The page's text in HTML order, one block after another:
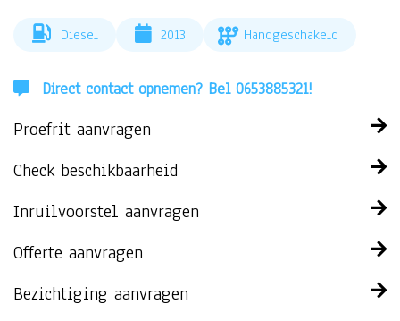
Diesel 2013 Handgeschakeld
Direct contact opnemen? Bel 0653885321!
Proefrit aanvragen
Check beschikbaarheid
Inruilvoorstel aanvragen
Offerte aanvragen
Bezichtiging aanvragen